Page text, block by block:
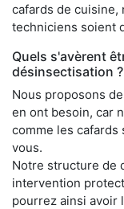
cafards de cuisine,
techniciens soient
Quels s'avèrent
désinsectisation ?
Nous proposons
en ont besoin, car
comme les
vous.
Notre structure de
intervention
pourrez ainsi avoir